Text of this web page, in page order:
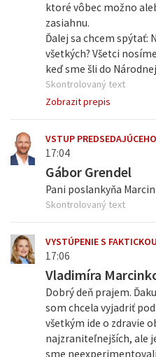
ktoré vôbec možno
zasiahnu.
Ďalej sa chcem spýtať:
všetkých? Všetci
keď sme šli do
Skontrolovaný text
Zobrazit prepis
VSTUP PREDSEDAJÚCEHO
17:04
Gábor Grendel
Pani poslankyňa
Skontrolovaný text
VYSTÚPENIE S
17:06
Vladimíra
Dobrý deň prajem.
som chcela vyjadriť
všetkým ide o zdravie
najzraniteľnejších, ale
sme